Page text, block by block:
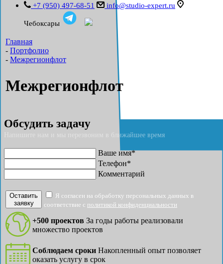
+7 (950) 497-68-51 info@studio-expert.ru
Чебоксары
Главная
- Портфолио
- Межрегионфлот
Межрегионфлот
Обсудить задачу
Напишите нам и мы перезвоним в ближайшее время
Ваше имя*
Телефон*
Комментарий
Оставить
заявку
Я согласен на обработку персональных данных в
соответствие с политикой конфиденциальности
+500 проектов За годы работы реализовали
множество проектов
Соблюдаем сроки Накопленный опыт позволяет
оказать услугу в срок